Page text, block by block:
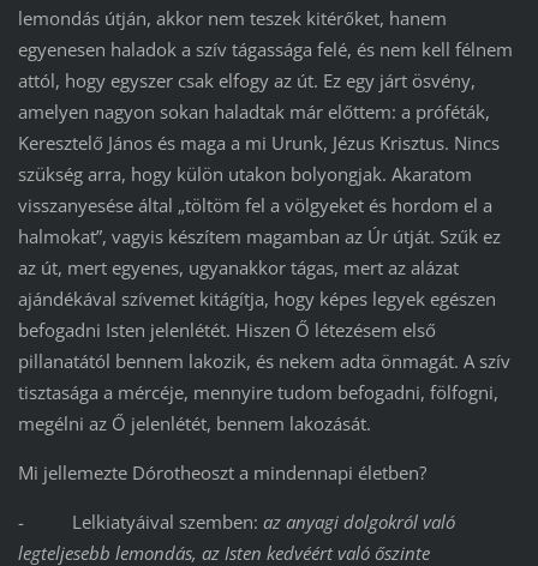
lemondás útján, akkor nem teszek kitérőket, hanem
egyenesen haladok a szív tágassága felé, és nem kell félnem
attól, hogy egyszer csak elfogy az út. Ez egy járt ösvény,
amelyen nagyon sokan haladtak már előttem: a próféták,
Keresztelő János és maga a mi Urunk, Jézus Krisztus. Nincs
szükség arra, hogy külön utakon bolyongjak. Akaratom
visszanyesése által „töltöm fel a völgyeket és hordom el a
halmokat”, vagyis készítem magamban az Úr útját. Szűk ez
az út, mert egyenes, ugyanakkor tágas, mert az alázat
ajándékával szívemet kitágítja, hogy képes legyek egészen
befogadni Isten jelenlétét. Hiszen Ő létezésem első
pillanatától bennem lakozik, és nekem adta önmagát. A szív
tisztasága a mércéje, mennyire tudom befogadni, fölfogni,
megélni az Ő jelenlétét, bennem lakozását.
Mi jellemezte Dórotheoszt a mindennapi életben?
- Lelkiatyáival szemben: az anyagi dolgokról való
legteljesebb lemondás, az Isten kedvéért való őszinte